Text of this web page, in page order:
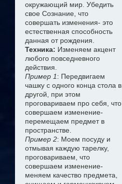
окружающий мир. Убедить
свое Сознание, что
совершать изменения- это
естественная способность
данная от рождения.
Техника: Изменяем акцент
любого повседневного
действия.
Пример 1: Передвигаем
чашку с одного конца стола в
другой, при этом
проговариваем про себя, что
совершаем изменение-
перемещаем предмет в
пространстве.
Пример 2: Моем посуду и
отмывая каждую тарелку,
проговариваем, что
совершаем изменение-
меняем качество предмета,